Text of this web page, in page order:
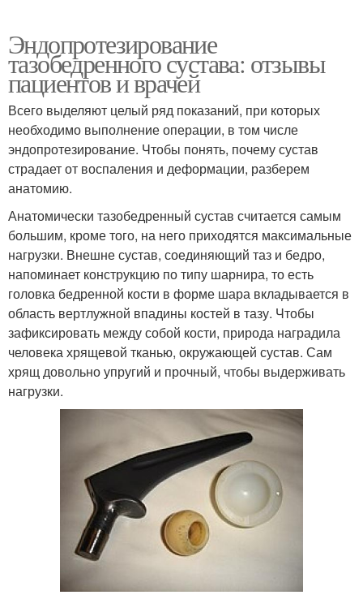
Эндопротезирование
тазобедренного сустава: отзывы
пациентов и врачей
Всего выделяют целый ряд показаний, при которых
необходимо выполнение операции, в том числе
эндопротезирование. Чтобы понять, почему сустав
страдает от воспаления и деформации, разберем
анатомию.
Анатомически тазобедренный сустав считается самым
большим, кроме того, на него приходятся максимальные
нагрузки. Внешне сустав, соединяющий таз и бедро,
напоминает конструкцию по типу шарнира, то есть
головка бедренной кости в форме шара вкладывается в
область вертлужной впадины костей в тазу. Чтобы
зафиксировать между собой кости, природа наградила
человека хрящевой тканью, окружающей сустав. Сам
хрящ довольно упругий и прочный, чтобы выдерживать
нагрузки.